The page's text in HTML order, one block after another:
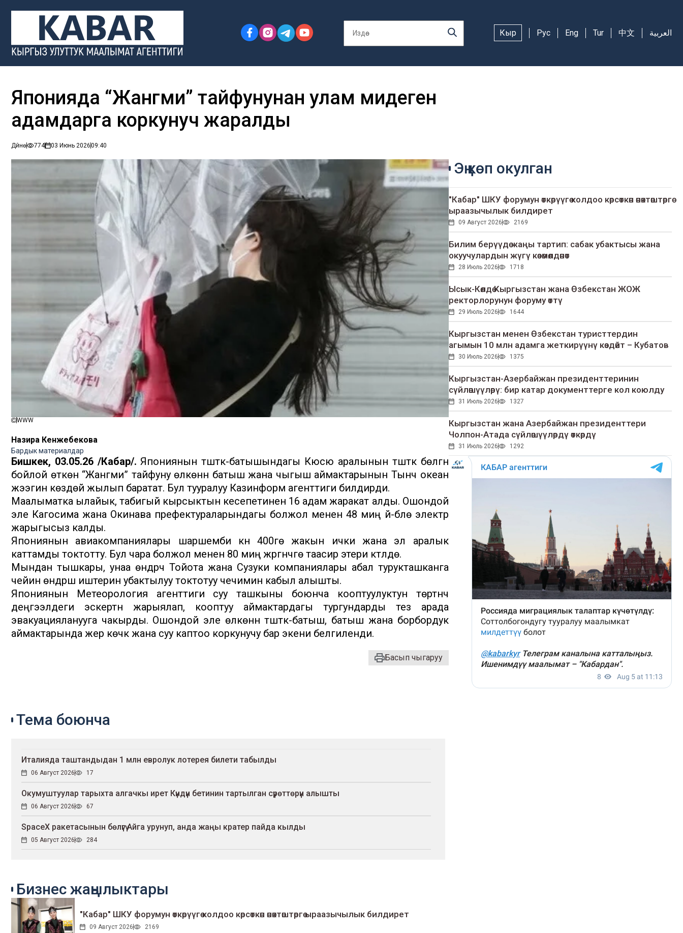
Кыр Рус Eng Tur 中文 العربية
Японияда “Жангми” тайфунунан улам миңдеген
адамдарга коркунуч жаралды
Дүйнө 774 03 Июнь 202609:40
WWW
Назира Кенжебекова
Бардык материалдар
Бишкек, 03.05.26 /Кабар/. Япониянын түштүк-батышындагы Кюсю аралынын түштүк бөлүгүн
бойлой өткөн “Жангми” тайфуну өлкөнүн батыш жана чыгыш аймактарынын Тынч океан
жээгин көздөй жылып баратат. Бул тууралуу Казинформ агенттиги билдирди.
Маалыматка ылайык, табигый кырсыктын кесепетинен 16 адам жаракат алды. Ошондой
эле Кагосима жана Окинава префектураларындагы болжол менен 48 миң үй-бүлө электр
жарыгысыз калды.
Япониянын авиакомпаниялары шаршемби күнү 400гө жакын ички жана эл аралык
каттамды токтотту. Бул чара болжол менен 80 миң жүргүнчүгө таасир этери күтүлүүдө.
Мындан тышкары, унаа өндүрүүчү Тойота жана Сузуки компаниялары абал турукташканга
чейин өндүрүш иштерин убактылуу токтотуу чечимин кабыл алышты.
Япониянын Метеорология агенттиги суу ташкыны боюнча кооптуулуктун төртүнчү
деңгээлдеги эскертүүнү жарыялап, кооптуу аймактардагы тургундарды тез арада
эвакуацияланууга чакырды. Ошондой эле өлкөнүн түштүк-батыш, батыш жана борбордук
аймактарында жер көчкү жана суу каптоо коркунучу бар экени белгиленди.
Басып чыгаруу
Эң көп окулган
"Кабар" ШКУ форумун өткөрүүгө колдоо көрсөткөн өнөктөштөргө
ыраазычылык билдирет
09 Август 2026 2169
Билим берүүдө жаңы тартип: сабак убактысы жана
окуучулардын жүгү көзөмөлдөнөт
28 Июль 2026 1718
Ысык-Көлдө Кыргызстан жана Өзбекстан ЖОЖ
ректорлорунун форуму өттү
29 Июль 2026 1644
Кыргызстан менен Өзбекстан туристтердин
агымын 10 млн адамга жеткирүүнү көздөйт – Кубатов
30 Июль 2026 1375
Кыргызстан-Азербайжан президенттеринин
сүйлөшүүлөрү: бир катар документтерге кол коюлду
31 Июль 2026 1327
Кыргызстан жана Азербайжан президенттери
Чолпон-Атада сүйлөшүүлөрдү өткөрдү
31 Июль 2026 1292
Тема боюнча
Италияда таштандыдан 1 млн евролук лотерея билети табылды
06 Август 2026 17
Окумуштуулар тарыхта алгачкы ирет Күндүн бетинин тартылган сүрөттөрүн алышты
06 Август 2026 67
SpaceX ракетасынын бөлүгү Айга урунуп, анда жаңы кратер пайда кылды
05 Август 2026 284
Бизнес жаңылыктары
"Кабар" ШКУ форумун өткөрүүгө колдоо көрсөткөн өнөктөштөргө ыраазычылык билдирет
09 Август 2026 2169